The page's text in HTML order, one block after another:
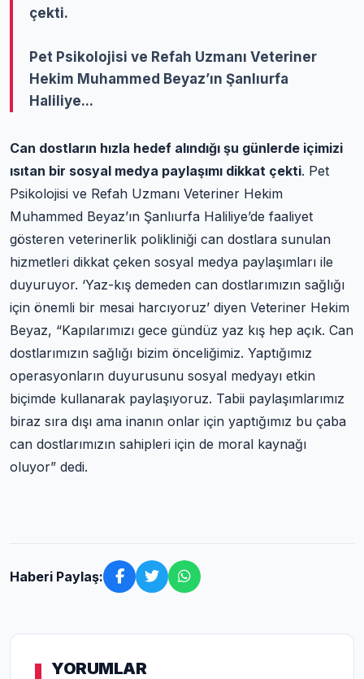
çekti.
Pet Psikolojisi ve Refah Uzmanı Veteriner
Hekim Muhammed Beyaz’ın Şanlıurfa
Haliliye...
Can dostların hızla hedef alındığı şu günlerde içimizi
ısıtan bir sosyal medya paylaşımı dikkat çekti. Pet
Psikolojisi ve Refah Uzmanı Veteriner Hekim
Muhammed Beyaz’ın Şanlıurfa Haliliye’de faaliyet
gösteren veterinerlik polikliniği can dostlara sunulan
hizmetleri dikkat çeken sosyal medya paylaşımları ile
duyuruyor. ‘Yaz-kış demeden can dostlarımızın sağlığı
için önemli bir mesai harcıyoruz’ diyen Veteriner Hekim
Beyaz, “Kapılarımızı gece gündüz yaz kış hep açık. Can
dostlarımızın sağlığı bizim önceliğimiz. Yaptığımız
operasyonların duyurusunu sosyal medyayı etkin
biçimde kullanarak paylaşıyoruz. Tabii paylaşımlarımız
biraz sıra dışı ama inanın onlar için yaptığımız bu çaba
can dostlarımızın sahipleri için de moral kaynağı
oluyor” dedi.
Haberi Paylaş:
YORUMLAR